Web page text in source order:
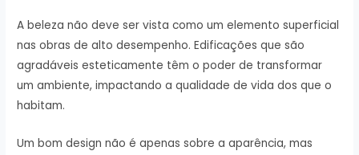
A beleza não deve ser vista como um elemento superficial
nas obras de alto desempenho. Edificações que são
agradáveis esteticamente têm o poder de transformar
um ambiente, impactando a qualidade de vida dos que o
habitam.
Um bom design não é apenas sobre a aparência, mas